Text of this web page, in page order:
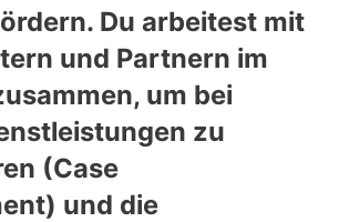
Du arbeitest mit
und Partnern im
um bei
zu
(Case
und die